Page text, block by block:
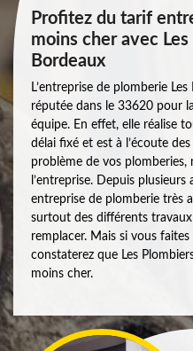
Profitez du tarif
moins cher avec
Bordeaux
L’entreprise de plomberie
réputée dans le 33620 pour
équipe. En effet, elle réalise
délai fixé et est à l’écoute
problème de vos plomberies,
l’entreprise. Depuis
entreprise de plomberie très
surtout des différents
remplacer. Mais si vous
constaterez que Les
moins cher.